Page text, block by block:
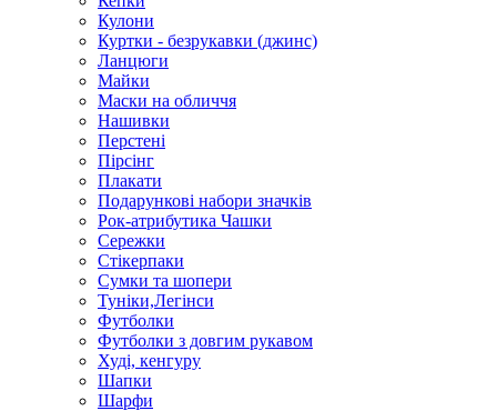
Кулони
Куртки - безрукавки (джинс)
Ланцюги
Майки
Маски на обличчя
Нашивки
Перстені
Пірсінг
Плакати
Подарункові набори значків
Рок-атрибутика Чашки
Сережки
Стікерпаки
Сумки та шопери
Туніки,Легінси
Футболки
Футболки з довгим рукавом
Худі, кенгуру
Шапки
Шарфи